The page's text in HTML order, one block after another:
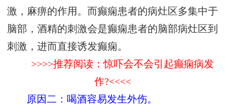
激，麻痹的作用。而癫痫患者的病灶区多集中于
脑部，酒精的刺激会是癫痫患者的脑部病灶区到
刺激，进而直接诱发癫痫。
>>>>推荐阅读：惊吓会不会引起癫痫病发
作?<<<<
原因二：喝酒容易发生外伤。